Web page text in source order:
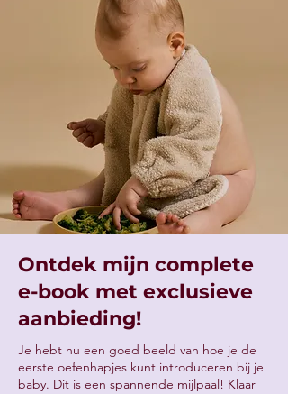
Ontdek mijn complete
e-book met exclusieve
aanbieding!
Je hebt nu een goed beeld van hoe je de
eerste oefenhapjes kunt introduceren bij je
baby. Dit is een spannende mijlpaal! Klaar